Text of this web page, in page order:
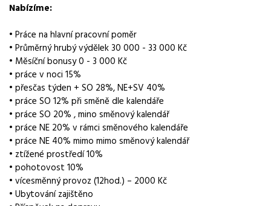
Zaměstnavatel / agentura
Manuvia DreamJob s.r.o.
Typ úvazku
Plný úvazek
Mzda
30 000 - 33 000 Kč
Směny
dvousměnný provoz
Pracovní doba
12hodinové směny
Nabízíme:
• Práce na hlavní pracovní poměr
• Průměrný hrubý výdělek 30 000 - 33 000 Kč
• Měsíční bonusy 0 - 3 000 Kč
• práce v noci 15%
• přesčas týden + SO 28%, NE+SV 40%
• práce SO 12% při směně dle kalendáře
• práce SO 20% , mino směnový kalendář
• práce NE 20% v rámci směnového kalendáře
• práce NE 40% mimo mimo směnový kalendář
• ztížené prostředí 10%
• pohotovost 10%
• vícesměnný provoz (12hod.) – 2000 Kč
• Ubytování zajištěno